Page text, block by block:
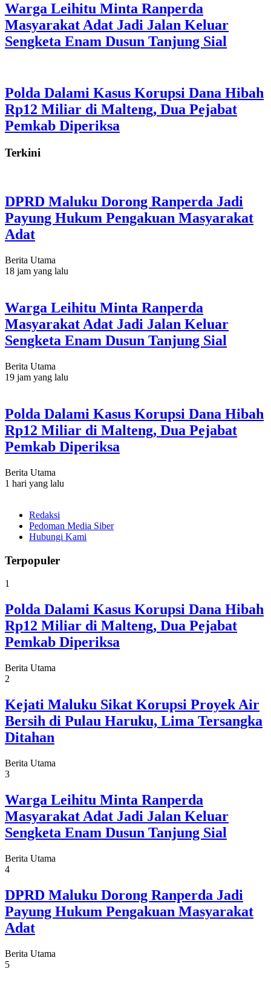
Warga Leihitu Minta Ranperda
Masyarakat Adat Jadi Jalan Keluar
Sengketa Enam Dusun Tanjung Sial
Polda Dalami Kasus Korupsi Dana Hibah
Rp12 Miliar di Malteng, Dua Pejabat
Pemkab Diperiksa
Terkini
DPRD Maluku Dorong Ranperda Jadi
Payung Hukum Pengakuan Masyarakat
Adat
Berita Utama
18 jam yang lalu
Warga Leihitu Minta Ranperda
Masyarakat Adat Jadi Jalan Keluar
Sengketa Enam Dusun Tanjung Sial
Berita Utama
19 jam yang lalu
Polda Dalami Kasus Korupsi Dana Hibah
Rp12 Miliar di Malteng, Dua Pejabat
Pemkab Diperiksa
Berita Utama
1 hari yang lalu
Redaksi
Pedoman Media Siber
Hubungi Kami
Terpopuler
1
Polda Dalami Kasus Korupsi Dana Hibah
Rp12 Miliar di Malteng, Dua Pejabat
Pemkab Diperiksa
Berita Utama
2
Kejati Maluku Sikat Korupsi Proyek Air
Bersih di Pulau Haruku, Lima Tersangka
Ditahan
Berita Utama
3
Warga Leihitu Minta Ranperda
Masyarakat Adat Jadi Jalan Keluar
Sengketa Enam Dusun Tanjung Sial
Berita Utama
4
DPRD Maluku Dorong Ranperda Jadi
Payung Hukum Pengakuan Masyarakat
Adat
Berita Utama
5